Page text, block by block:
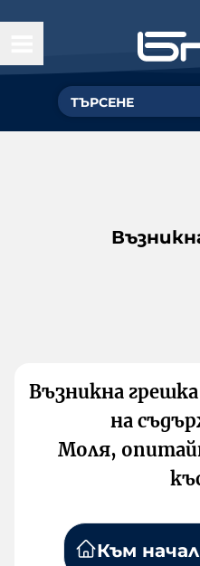
Възникна
на
Моля,
Към